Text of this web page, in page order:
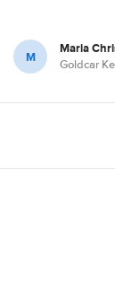
M Maria
Goldcar